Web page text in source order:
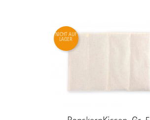
NICHT AUF
LAGER